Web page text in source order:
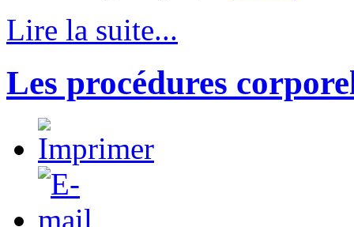
Lire la suite...
Les procédures